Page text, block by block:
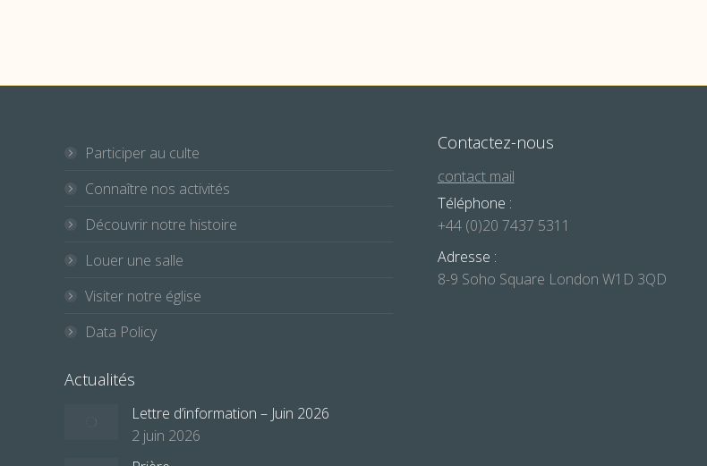
Participer au culte
Connaître nos activités
Découvrir notre histoire
Louer une salle
Visiter notre église
Data Policy
Contactez-nous
contact mail
Téléphone :
+44 (0)20 7437 5311
Adresse :
8-9 Soho Square London W1D 3QD
Actualités
Lettre d’information – Juin 2026
2 juin 2026